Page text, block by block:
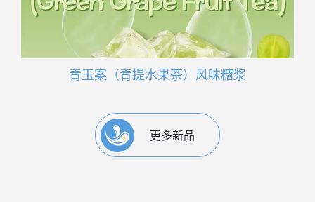
青玉案（青提水果茶）风味糖浆
更多新品